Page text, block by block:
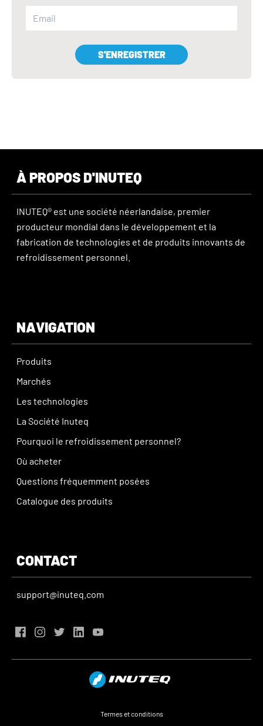
S'ENREGISTRER
À PROPOS D'INUTEQ
INUTEQ® est une société néerlandaise, premier
producteur mondial dans le développement et la
fabrication de technologies et de produits innovants de
refroidissement personnel.
NAVIGATION
Produits
Marchés
Les technologies
La Société Inuteq
Pourquoi le refroidissement personnel?
Où acheter
Questions fréquemment posées
Catalogue des produits
CONTACT
support@inuteq.com
Termes et conditions